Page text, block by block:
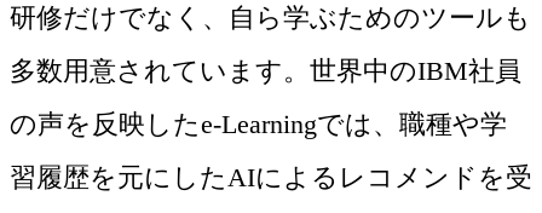
研修だけでなく、自ら学ぶためのツールも
多数用意されています。世界中のIBM社員
の声を反映したe-Learningでは、職種や学
習履歴を元にしたAIによるレコメンドを受